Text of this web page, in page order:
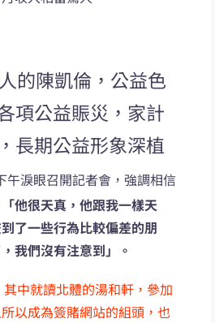
的陳凱倫，公益色
項公益賑災，家計
長期公益形象深植
午淚眼召開記者會，強調相信
「他很天真，他跟我一樣天
了一些行為比較偏差的朋
我們沒有注意到」。
其中就讀北體的湯和軒，參加
以成為簽賭網站的組頭，也